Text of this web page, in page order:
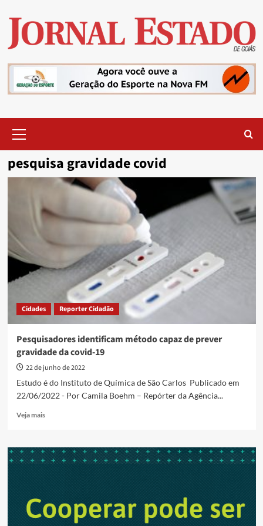
content
Menu
pesquisa gravidade covid
Cidades Reporter Cidadão
Pesquisadores identificam método capaz de prever
gravidade da covid-19
22 de junho de 2022
Estudo é do Instituto de Química de São Carlos Publicado em
22/06/2022 - Por Camila Boehm – Repórter da Agência...
Veja maisRead
Pesquisadores
identificam
prever
gravidade